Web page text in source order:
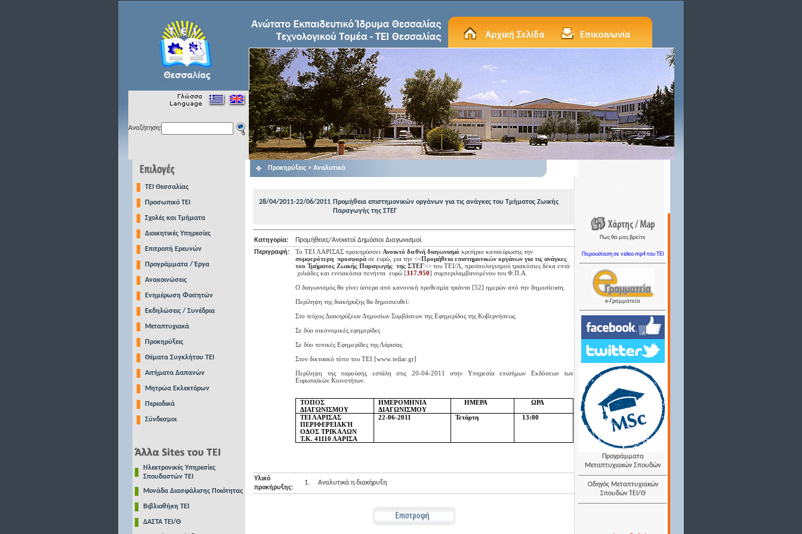
Αναζήτηση:
TEI Θεσσαλίας
Προσωπικό ΤΕΙ
Σχολές και Τμήματα
Διοικητικές Υπηρεσίες
Επιτροπή Ερευνών
Προγράμματα / Έργα
Ανακοινώσεις
Ενημέρωση Φοιτητών
Εκδηλώσεις / Συνέδρια
Μεταπτυχιακά
Προκηρύξεις
Θέματα Συγκλήτου ΤΕΙ
Αιτήματα Δαπανών
Μητρώα Εκλεκτόρων
Περιοδικά
Σύνδεσμοι
Ηλεκτρονικές Υπηρεσίες
Σπουδαστών ΤΕΙ
Μονάδα Διασφάλισης Ποιότητας
Βιβλιοθήκη ΤΕΙ
ΔΑΣΤΑ ΤΕΙ/Θ
Προκηρύξεις > Αναλυτικά
28/04/2011-22/06/2011 Προμήθεια επιστημονικών οργάνων για τις ανάγκες του Τμήματος Ζωικής
Παραγωγής της ΣΤΕΓ
Κατηγορία:
Προμήθειες/Ανοικτοί Δημόσιοι Διαγωνισμοί
Περιγραφή:
Το ΤΕΙ ΛΑΡΙΣΑΣ προκηρύσσει Ανοικτό διεθνή διαγωνισμό κριτήριο κατακύρωσης την
συμφερότερη προσφορά σε ευρώ, για την <<Προμήθεια επιστημονικών οργάνων για τις ανάγκες
του Τμήματος Ζωικής Παραγωγής της ΣΤΕΓ>> του ΤΕΙ/Λ, προϋπολογισμού τριακόσιες δέκα επτά
χιλιάδες και εννιακόσια πενήντα ευρώ [317.950] συμπεριλαμβανομένου του Φ.Π.Α.
Ο διαγωνισμός θα γίνει ύστερα από κανονική προθεσμία τριάντα [52] ημερών από την δημοσίευση.
Περίληψη της διακήρυξης θα δημοσιευθεί:
Στο τεύχος Διακηρύξεων Δημοσίων Συμβάσεων της Εφημερίδος της Κυβερνήσεως.
Σε δύο οικονομικές εφημερίδες
Σε δύο τοπικές Εφημερίδες της Λάρισας
Στον δικτυακό τόπο του ΤΕΙ [www teilar gr]
Περίληψη της παρούσης εστάλη στις 20-04-2011 στην Υπηρεσία επισήμων Εκδόσεων των
Ευρωπαϊκών Κοινοτήτων.
ΤΟΠΟΣ
ΔΙΑΓΩΝΙΣΜΟΥ
ΗΜΕΡΟΜΗΝΙΑ
ΔΙΑΓΩΝΙΣΜΟΥ
ΗΜΕΡΑ ΩΡΑ
ΤΕΙ ΛΑΡΙΣΑΣ
ΠΕΡΙΦΕΡΕΙΑΚΉ
ΟΔΟΣ ΤΡΙΚΑΛΩΝ
Τ.Κ. 41110 ΛΑΡΙΣΑ
22-06-2011 Τετάρτη 13:00
Υλικό
προκήρυξης:
1. Αναλυτικά η διακήρυξη
Πως θα μας βρείτε
Παρουσίαση σε video mp4 του TEI
e-Γραμματεία
Προγράμματα
Μεταπτυχιακών Σπουδών
Οδηγός Μεταπτυχιακών
Σπουδών ΤΕΙ/Θ